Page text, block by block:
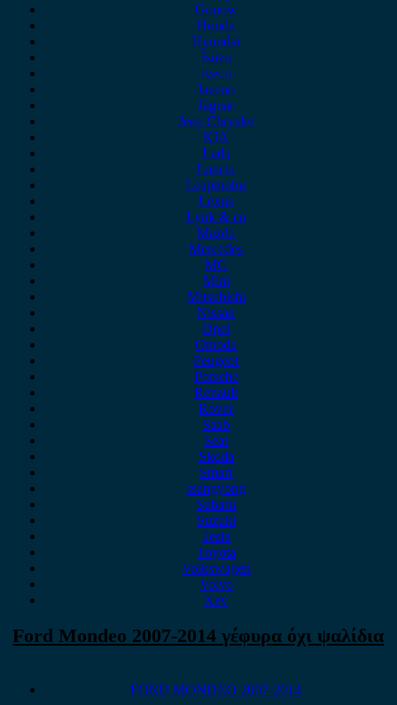
Gonow
Honda
Hyundai
Isuzu
iveco
Jaecoo
Jaguar
Jeep Chrysler
KIA
Lada
Lancia
Leapmotor
Lexus
Lynk & co
Mazda
Mercedes
MG
Mini
Mitsubishi
Nissan
Opel
Omoda
Peugeot
Porsche
Renault
Rover
Saab
Seat
Skoda
Smart
ssangyong
Subaru
Suzuki
Tesla
Toyota
Volkswagen
Volvo
Xev
Ford Mondeo 2007-2014 γέφυρα όχι ψαλίδια
FORD MONDEO 2007-2014